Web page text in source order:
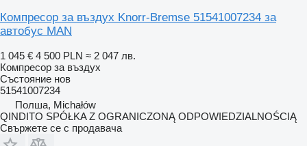
Компресор за въздух Knorr-Bremse 51541007234 за
автобус MAN
1 045 € 4 500 PLN ≈ 2 047 лв.
Компресор за въздух
Състояние нов
51541007234
Полша, Michałów
QINDITO SPÓŁKA Z OGRANICZONĄ ODPOWIEDZIALNOŚCIĄ
Свържете се с продавача